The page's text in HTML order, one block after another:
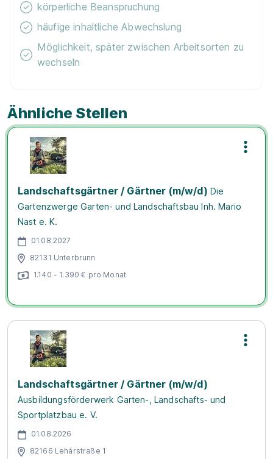
Ähnliche Stellen
Landschaftsgärtner / Gärtner (m/w/d) Die
Gartenzwerge Garten- und Landschaftsbau Inh. Mario
Nast e. K.
01.08.2027
82131 Unterbrunn
1.140 - 1.390 € pro Monat
Landschaftsgärtner / Gärtner (m/w/d)
Ausbildungsförderwerk Garten-, Landschafts- und
Sportplatzbau e. V.
01.08.2026
82166 Lehárstraße 1
körperliche Beanspruchung
häufige inhaltliche Abwechslung
Möglichkeit, später zwischen Arbeitsorten zu
wechseln